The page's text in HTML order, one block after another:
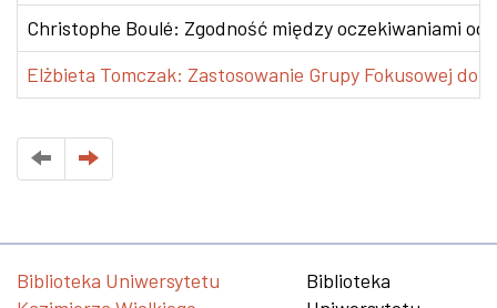
Christophe Boulé: Zgodność między oczekiwaniami
Elżbieta Tomczak: Zastosowanie Grupy Fokusowej do
Biblioteka Uniwersytetu
Biblioteka